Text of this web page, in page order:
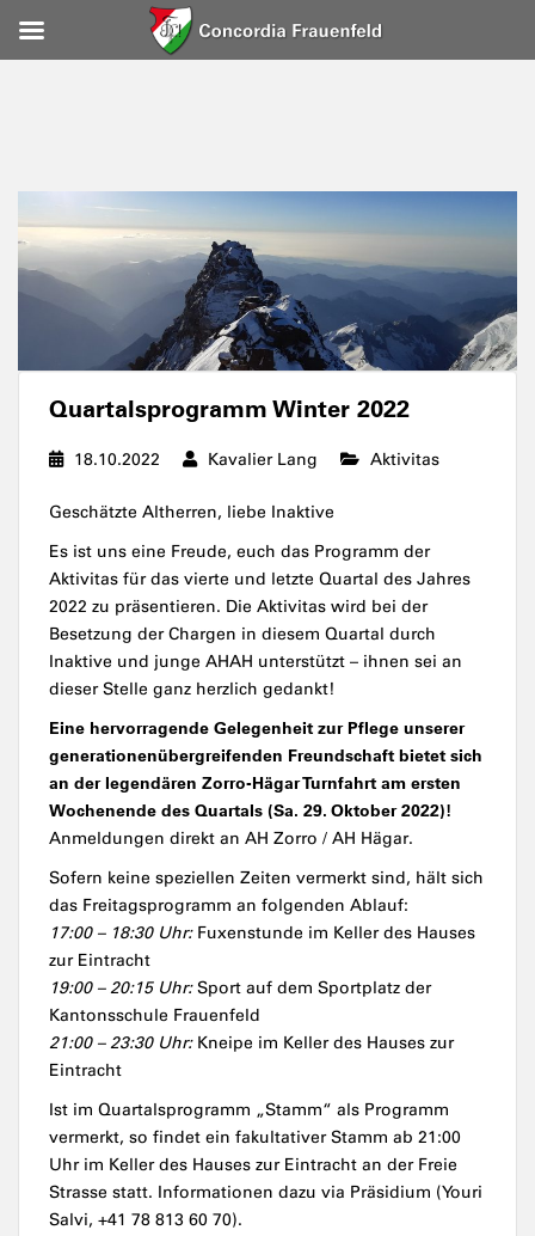
Quartalsprogramm Winter 2022
18.10.2022 Kavalier Lang Aktivitas
Geschätzte Altherren, liebe Inaktive
Es ist uns eine Freude, euch das Programm der
Aktivitas für das vierte und letzte Quartal des Jahres
2022 zu präsentieren. Die Aktivitas wird bei der
Besetzung der Chargen in diesem Quartal durch
Inaktive und junge AHAH unterstützt – ihnen sei an
dieser Stelle ganz herzlich gedankt!
Eine hervorragende Gelegenheit zur Pflege unserer
generationenübergreifenden Freundschaft bietet sich
an der legendären Zorro-Hägar Turnfahrt am ersten
Wochenende des Quartals (Sa. 29. Oktober 2022)!
Anmeldungen direkt an AH Zorro / AH Hägar.
Sofern keine speziellen Zeiten vermerkt sind, hält sich
das Freitagsprogramm an folgenden Ablauf:
17:00 – 18:30 Uhr:Fuxenstunde im Keller des Hauses
zur Eintracht
19:00 – 20:15 Uhr:Sport auf dem Sportplatz der
Kantonsschule Frauenfeld
21:00 – 23:30 Uhr:Kneipe im Keller des Hauses zur
Eintracht
Ist im Quartalsprogramm „Stamm“ als Programm
vermerkt, so findet ein fakultativer Stamm ab 21:00
Uhr im Keller des Hauses zur Eintracht an der Freie
Strasse statt. Informationen dazu via Präsidium (Youri
Salvi, +41 78 813 60 70).